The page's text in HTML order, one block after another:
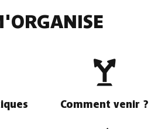
Comment venir ?